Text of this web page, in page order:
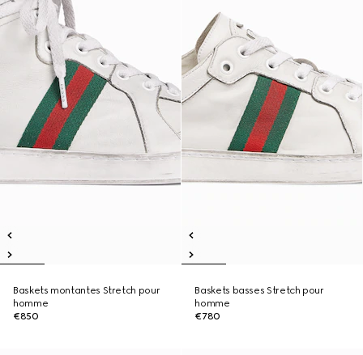
Baskets montantes Stretch pour
homme
€850
Baskets basses Stretch pour
homme
€780